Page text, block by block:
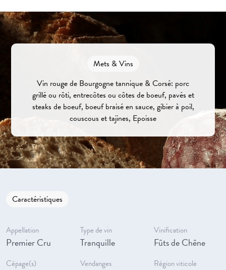
Mets & Vins
Vin rouge de Bourgogne tannique & Corsé: porc
grillé ou rôti, entrecôtes ou côtes de boeuf, pavés et
steaks de boeuf, boeuf braisé en sauce, gibier à poil,
couscous et tajines, Epoisse
Caractéristiques
Appellation
Premier Cru
Type de vin
Tranquille
Vinification
Fûts de Chêne
Cépage(s) Vendanges Région viticole